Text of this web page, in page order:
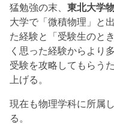
猛勉強の末、東北大学
大学で「微積物理」と
た経験と「受験生のと
く思った経験からより
受験を攻略してもらう
上げる。
現在も物理学科に所属
る。